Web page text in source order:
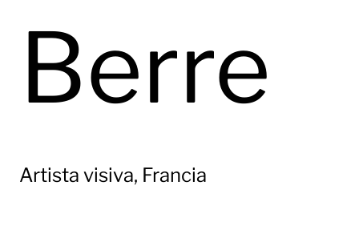
Berre
Artista visiva, Francia